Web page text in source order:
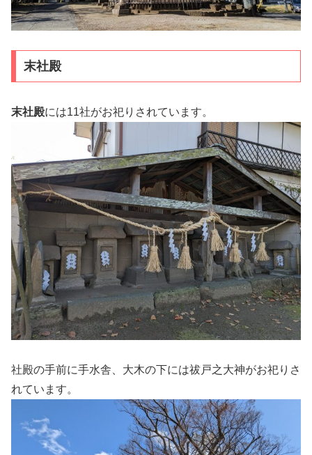
末社殿
末社殿には11社がお祀りされています。
社殿の手前に手水舎、大木の下には祓戸之大神がお祀りさ
れています。